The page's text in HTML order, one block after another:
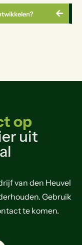
op
uit
van den Heuvel
Gebruik
te komen.